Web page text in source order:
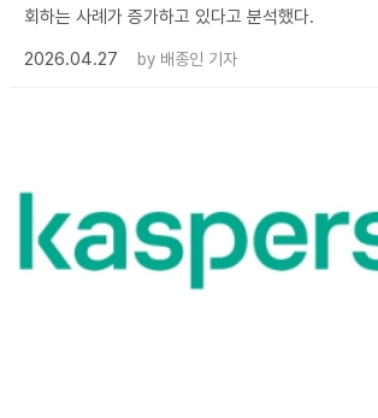
회하는 사례가 증가하고 있다고 분석했다.
2026.04.27
by 배종인 기자